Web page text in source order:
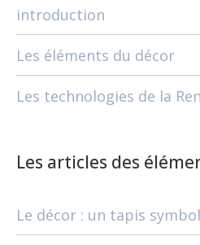
introduction
Les éléments du décor
Les technologies de la
Les articles des
Le décor : un tapis